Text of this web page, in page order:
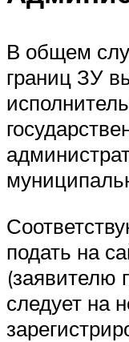
В общем
границ ЗУ
подать на
(заявителю
следует на